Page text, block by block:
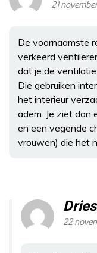
21
De voornaamste
verkeerd
dat je de
Die gebruiken
het interieur
adem. Je ziet dan
en een vegende
vrouwen) die het
22